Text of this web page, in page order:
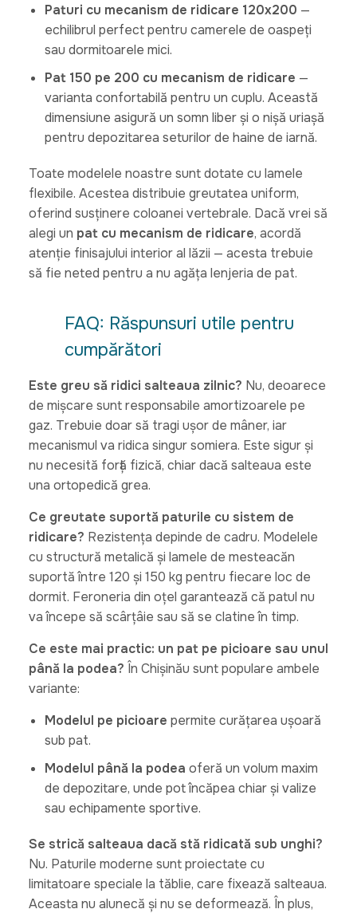
Paturi cu mecanism de ridicare 120x200 —
echilibrul perfect pentru camerele de oaspeți
sau dormitoarele mici.
Pat 150 pe 200 cu mecanism de ridicare —
varianta confortabilă pentru un cuplu. Această
dimensiune asigură un somn liber și o nișă uriașă
pentru depozitarea seturilor de haine de iarnă.
Toate modelele noastre sunt dotate cu lamele
flexibile. Acestea distribuie greutatea uniform,
oferind susținere coloanei vertebrale. Dacă vrei să
alegi un pat cu mecanism de ridicare, acordă
atenție finisajului interior al lăzii — acesta trebuie
să fie neted pentru a nu agăța lenjeria de pat.
FAQ: Răspunsuri utile pentru
cumpărători
Este greu să ridici salteaua zilnic? Nu, deoarece
de mișcare sunt responsabile amortizoarele pe
gaz. Trebuie doar să tragi ușor de mâner, iar
mecanismul va ridica singur somiera. Este sigur și
nu necesită forță fizică, chiar dacă salteaua este
una ortopedică grea.
Ce greutate suportă paturile cu sistem de
ridicare? Rezistența depinde de cadru. Modelele
cu structură metalică și lamele de mesteacăn
suportă între 120 și 150 kg pentru fiecare loc de
dormit. Feroneria din oțel garantează că patul nu
va începe să scârțâie sau să se clatine în timp.
Ce este mai practic: un pat pe picioare sau unul
până la podea? În Chișinău sunt populare ambele
variante:
Modelul pe picioare permite curățarea ușoară
sub pat.
Modelul până la podea oferă un volum maxim
de depozitare, unde pot încăpea chiar și valize
sau echipamente sportive.
Se strică salteaua dacă stă ridicată sub unghi?
Nu. Paturile moderne sunt proiectate cu
limitatoare speciale la tăblie, care fixează salteaua.
Aceasta nu alunecă și nu se deformează. În plus,